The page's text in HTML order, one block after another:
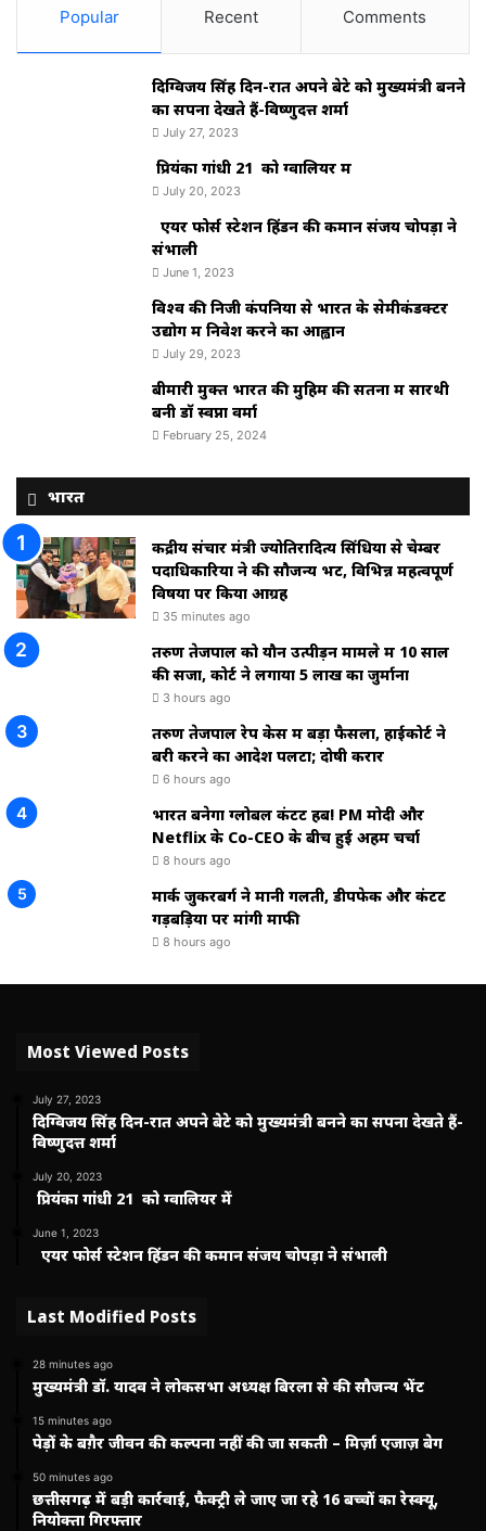
Popular Recent Comments
दिग्विजय सिंह दिन-रात अपने बेटे को मुख्यमंत्री बनने
का सपना देखते हैं-विष्णुदत्त शर्मा
July 27, 2023
प्रियंका गांधी 21 को ग्वालियर में
July 20, 2023
एयर फोर्स स्टेशन हिंडन की कमान संजय चोपड़ा ने
संभाली
June 1, 2023
विश्‍व की निजी कंपनियों से भारत के सेमीकंडक्टर
उद्योग में निवेश करने का आह्वान
July 29, 2023
बीमारी मुक्त भारत की मुहिम की सतना में सारथी
बनी डाॅ स्वप्ना वर्मा
February 25, 2024
भारत
केंद्रीय संचार मंत्री ज्योतिरादित्य सिंधिया से चेम्बर
पदाधिकारियों ने की सौजन्य भेंट, विभिन्न महत्वपूर्ण
विषयों पर किया आग्रह
35 minutes ago
तरुण तेजपाल को यौन उत्पीड़न मामले में 10 साल
की सजा, कोर्ट ने लगाया ₹5 लाख का जुर्माना
3 hours ago
तरुण तेजपाल रेप केस में बड़ा फैसला, हाईकोर्ट ने
बरी करने का आदेश पलटा; दोषी करार
6 hours ago
भारत बनेगा ग्लोबल कंटेंट हब! PM मोदी और
Netflix के Co-CEO के बीच हुई अहम चर्चा
8 hours ago
मार्क जुकरबर्ग ने मानी गलती, डीपफेक और कंटेंट
गड़बड़ियों पर मांगी माफी
8 hours ago
Most Viewed Posts
July 27, 2023
दिग्विजय सिंह दिन-रात अपने बेटे को मुख्यमंत्री बनने का सपना देखते हैं-
विष्णुदत्त शर्मा
July 20, 2023
प्रियंका गांधी 21 को ग्वालियर में
June 1, 2023
एयर फोर्स स्टेशन हिंडन की कमान संजय चोपड़ा ने संभाली
Last Modified Posts
28 minutes ago
मुख्यमंत्री डॉ. यादव ने लोकसभा अध्यक्ष बिरला से की सौजन्य भेंट
15 minutes ago
पेड़ों के बग़ैर जीवन की कल्पना नहीं की जा सकती – मिर्ज़ा एजाज़ बेग
50 minutes ago
छत्तीसगढ़ में बड़ी कार्रवाई, फैक्ट्री ले जाए जा रहे 16 बच्चों का रेस्क्यू,
नियोक्ता गिरफ्तार